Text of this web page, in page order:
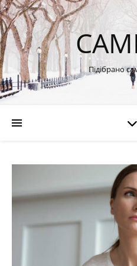
Підібрано